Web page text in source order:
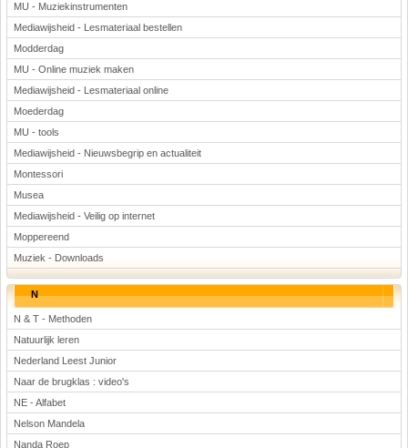
MU - Muziekinstrumenten
Mediawijsheid - Lesmateriaal bestellen
Modderdag
MU - Online muziek maken
Mediawijsheid - Lesmateriaal online
Moederdag
MU - tools
Mediawijsheid - Nieuwsbegrip en actualiteit
Montessori
Musea
Mediawijsheid - Veilig op internet
Moppereend
Muziek - Downloads
N
N & T - Methoden
Natuurlijk leren
Nederland Leest Junior
Naar de brugklas : video's
NE - Alfabet
Nelson Mandela
Nanda Roep